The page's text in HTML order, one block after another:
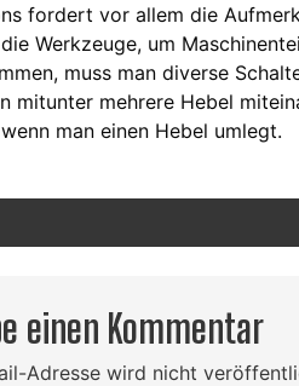
fordert vor allem die
Werkzeuge, um
muss man diverse
mitunter mehrere Hebel
man einen Hebel umlegt.
einen Kommentar
Adresse wird nicht